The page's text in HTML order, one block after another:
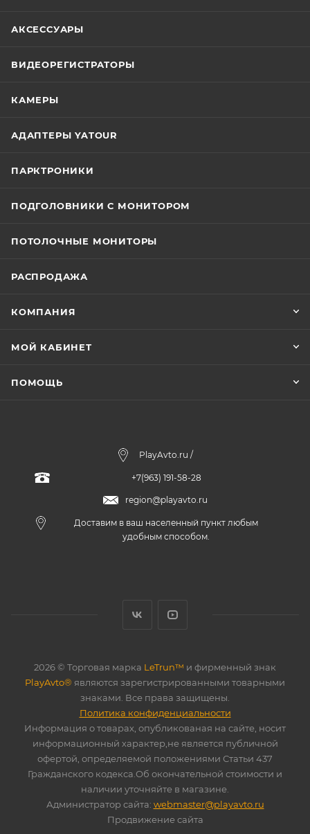
АКСЕССУАРЫ
ВИДЕОРЕГИСТРАТОРЫ
КАМЕРЫ
АДАПТЕРЫ YATOUR
ПАРКТРОНИКИ
ПОДГОЛОВНИКИ С МОНИТОРОМ
ПОТОЛОЧНЫЕ МОНИТОРЫ
РАСПРОДАЖА
КОМПАНИЯ
МОЙ КАБИНЕТ
ПОМОЩЬ
PlayAvto.ru /
+7(963) 191-58-28
region@playavto.ru
Доставим в ваш населенный пункт любым
удобным способом.
2026 © Торговая марка LeTrun™ и фирменный знак
PlayAvto® являются зарегистрированными товарными
знаками. Все права защищены.
Политика конфиденциальности
Информация о товарах, опубликованая на сайте, носит
информационный характер,не является публичной
офертой, определяемой положениями Статьи 437
Гражданского кодекса.Об окончательной стоимости и
наличии уточняйте в магазине.
Администратор сайта: webmaster@playavto.ru
Продвижение сайта